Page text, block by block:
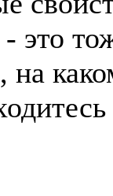
- это
на